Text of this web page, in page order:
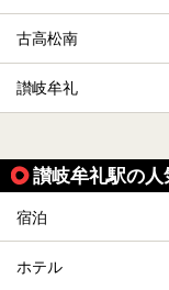
古高松南
讃岐牟礼
讃岐牟礼駅の
宿泊
ホテル